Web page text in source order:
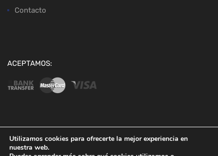
Contacto
ACEPTAMOS:
Utilizamos cookies para ofrecerte la mejor experiencia en
nuestra web.